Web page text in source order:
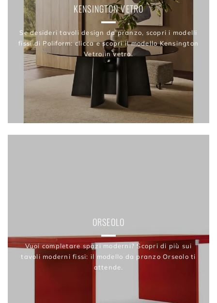
KENSINGTON VETRO
Se desideri tavoli design da pranzo, scopri i modelli
fissi di Poliform: clicca e scopri il modello Kensington
Vetro in vetro.
ORSEOLO
Vuoi completare spazi moderni? Scopri di più sui
tavoli moderni fissi: il modello da pranzo Orseolo ti
attende.